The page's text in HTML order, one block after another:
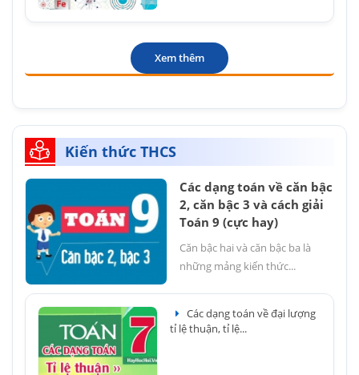
Xem thêm
Kiến thức THCS
Các dạng toán về căn bậc
2, căn bậc 3 và cách giải
Toán 9 (cực hay)
Căn bậc hai và căn bậc ba là
những mảng kiến thức...
Các dạng toán về đại lượng
tỉ lệ thuận, tỉ lệ...